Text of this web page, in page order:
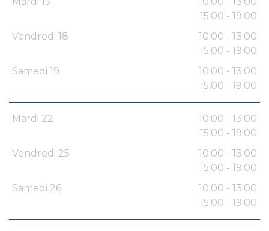
15:00 - 19:00
Vendredi 18
10:00 - 13:00
15:00 - 19:00
Samedi 19
10:00 - 13:00
15:00 - 19:00
Mardi 22
10:00 - 13:00
15:00 - 19:00
Vendredi 25
10:00 - 13:00
15:00 - 19:00
Samedi 26
10:00 - 13:00
15:00 - 19:00